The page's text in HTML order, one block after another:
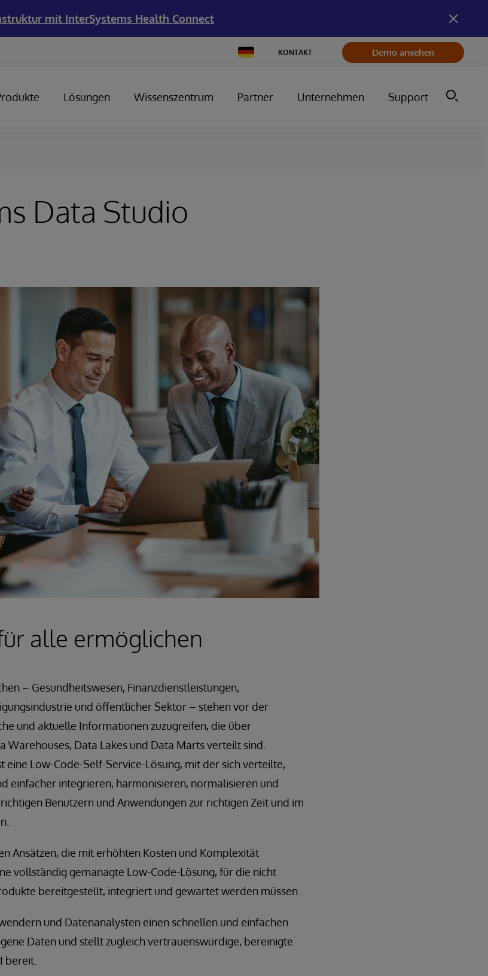
mit InterSystems Health Connect
Change
Country
KONTAKT Demo ansehen
Lösungen Wissenszentrum Partner Unternehmen Support
Data Studio
alle ermöglichen
– Gesundheitswesen, Finanzdienstleistungen,
und öffentlicher Sektor – stehen vor der
und aktuelle Informationen zuzugreifen, die über
Warehouses, Data Lakes und Data Marts verteilt sind.
eine Low-Code-Self-Service-Lösung, mit der sich verteilte,
einfacher integrieren, harmonisieren, normalisieren und
Benutzern und Anwendungen zur richtigen Zeit und im
Ansätzen, die mit erhöhten Kosten und Komplexität
vollständig gemanagte Low-Code-Lösung, für die nicht
bereitgestellt, integriert und gewartet werden müssen.
und Datenanalysten einen schnellen und einfachen
Daten und stellt zugleich vertrauenswürdige, bereinigte
bereit.